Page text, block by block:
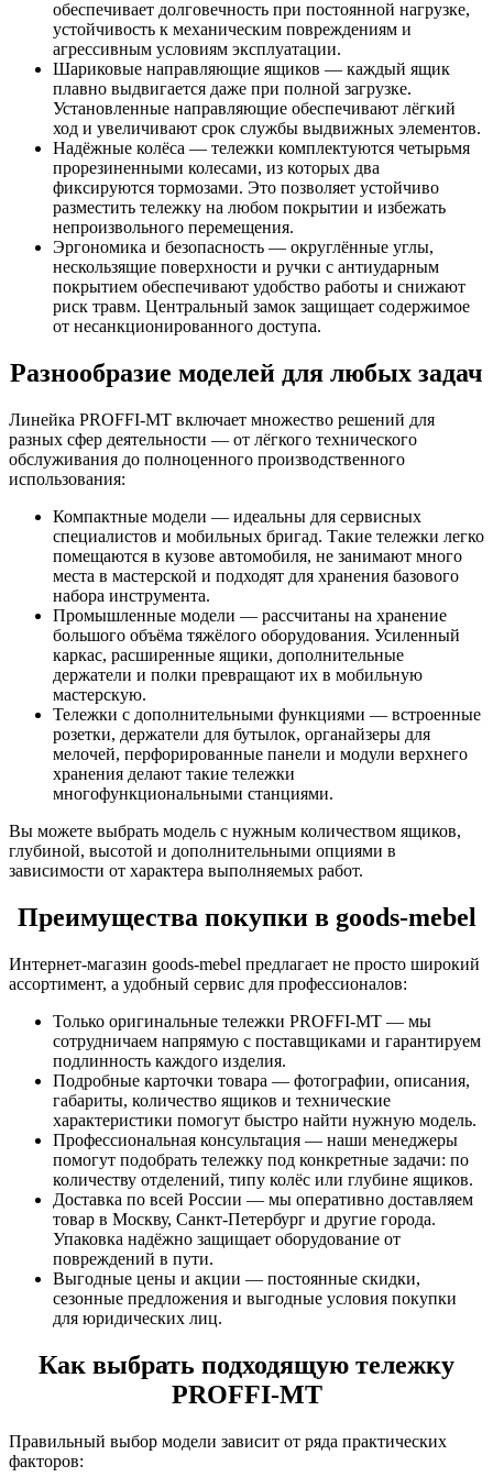
обеспечивает долговечность при постоянной нагрузке,
устойчивость к механическим повреждениям и
агрессивным условиям эксплуатации.
Шариковые направляющие ящиков — каждый ящик
плавно выдвигается даже при полной загрузке.
Установленные направляющие обеспечивают лёгкий
ход и увеличивают срок службы выдвижных элементов.
Надёжные колёса — тележки комплектуются четырьмя
прорезиненными колесами, из которых два
фиксируются тормозами. Это позволяет устойчиво
разместить тележку на любом покрытии и избежать
непроизвольного перемещения.
Эргономика и безопасность — округлённые углы,
нескользящие поверхности и ручки с антиударным
покрытием обеспечивают удобство работы и снижают
риск травм. Центральный замок защищает содержимое
от несанкционированного доступа.
Разнообразие моделей для любых задач
Линейка PROFFI-MT включает множество решений для
разных сфер деятельности — от лёгкого технического
обслуживания до полноценного производственного
использования:
Компактные модели — идеальны для сервисных
специалистов и мобильных бригад. Такие тележки легко
помещаются в кузове автомобиля, не занимают много
места в мастерской и подходят для хранения базового
набора инструмента.
Промышленные модели — рассчитаны на хранение
большого объёма тяжёлого оборудования. Усиленный
каркас, расширенные ящики, дополнительные
держатели и полки превращают их в мобильную
мастерскую.
Тележки с дополнительными функциями — встроенные
розетки, держатели для бутылок, органайзеры для
мелочей, перфорированные панели и модули верхнего
хранения делают такие тележки
многофункциональными станциями.
Вы можете выбрать модель с нужным количеством ящиков,
глубиной, высотой и дополнительными опциями в
зависимости от характера выполняемых работ.
Преимущества покупки в goods-mebel
Интернет-магазин goods-mebel предлагает не просто широкий
ассортимент, а удобный сервис для профессионалов:
Только оригинальные тележки PROFFI-MT — мы
сотрудничаем напрямую с поставщиками и гарантируем
подлинность каждого изделия.
Подробные карточки товара — фотографии, описания,
габариты, количество ящиков и технические
характеристики помогут быстро найти нужную модель.
Профессиональная консультация — наши менеджеры
помогут подобрать тележку под конкретные задачи: по
количеству отделений, типу колёс или глубине ящиков.
Доставка по всей России — мы оперативно доставляем
товар в Москву, Санкт-Петербург и другие города.
Упаковка надёжно защищает оборудование от
повреждений в пути.
Выгодные цены и акции — постоянные скидки,
сезонные предложения и выгодные условия покупки
для юридических лиц.
Как выбрать подходящую тележку
PROFFI-MT
Правильный выбор модели зависит от ряда практических
факторов: